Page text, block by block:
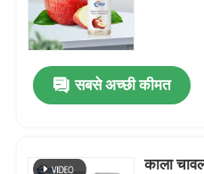
वी.आर. शो
हमारे बारे में
सबसे अच्छी कीमत
काला